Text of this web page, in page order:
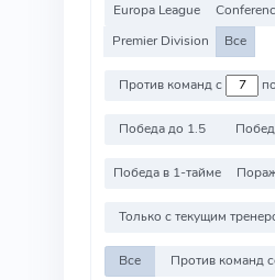
Europa League
Premier Division
Все
Против команд с по
Победа до 1.5
Победа в 1-тайме
Только с текущим
Все